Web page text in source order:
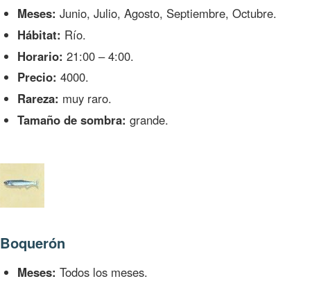
Meses: Junio, Julio, Agosto, Septiembre, Octubre.
Hábitat: Río.
Horario: 21:00 – 4:00.
Precio: 4000.
Rareza: muy raro.
Tamaño de sombra: grande.
Boquerón
Meses: Todos los meses.